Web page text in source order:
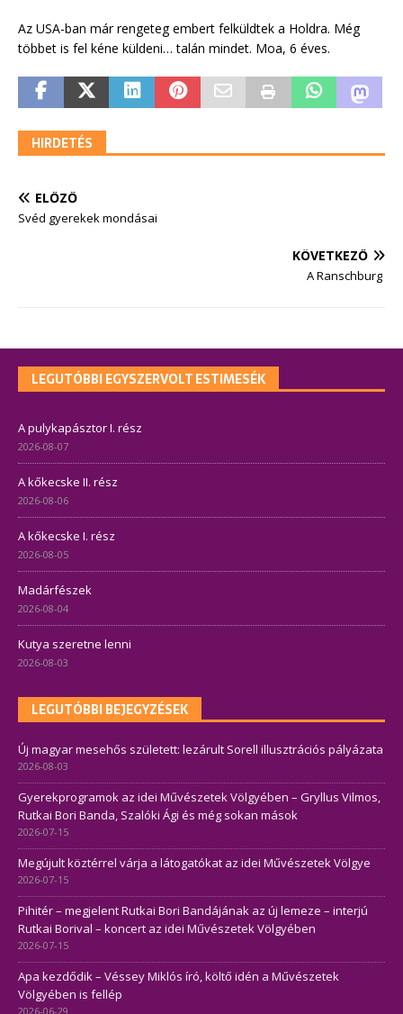
Az USA-ban már rengeteg embert felküldtek a Holdra. Még
többet is fel kéne küldeni… talán mindet. Moa, 6 éves.
HIRDETÉS
ELŐZŐ
Svéd gyerekek mondásai
KÖVETKEZŐ
A Ranschburg
LEGUTÓBBI EGYSZERVOLT ESTIMESÉK
A pulykapásztor I. rész
2026-08-07
A kőkecske II. rész
2026-08-06
A kőkecske I. rész
2026-08-05
Madárfészek
2026-08-04
Kutya szeretne lenni
2026-08-03
LEGUTÓBBI BEJEGYZÉSEK
Új magyar mesehős született: lezárult Sorell illusztrációs pályázata
2026-08-03
Gyerekprogramok az idei Művészetek Völgyében – Gryllus Vilmos,
Rutkai Bori Banda, Szalóki Ági és még sokan mások
2026-07-15
Megújult köztérrel várja a látogatókat az idei Művészetek Völgye
2026-07-15
Pihitér – megjelent Rutkai Bori Bandájának az új lemeze – interjú
Rutkai Borival – koncert az idei Művészetek Völgyében
2026-07-15
Apa kezdődik – Véssey Miklós író, költő idén a Művészetek
Völgyében is fellép
2026-06-29